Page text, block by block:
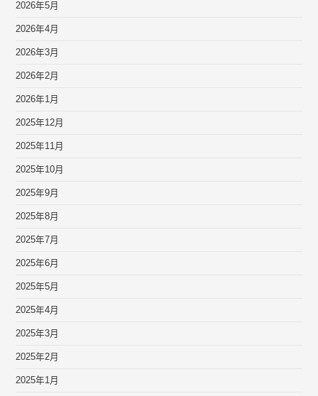
2026年5月
2026年4月
2026年3月
2026年2月
2026年1月
2025年12月
2025年11月
2025年10月
2025年9月
2025年8月
2025年7月
2025年6月
2025年5月
2025年4月
2025年3月
2025年2月
2025年1月